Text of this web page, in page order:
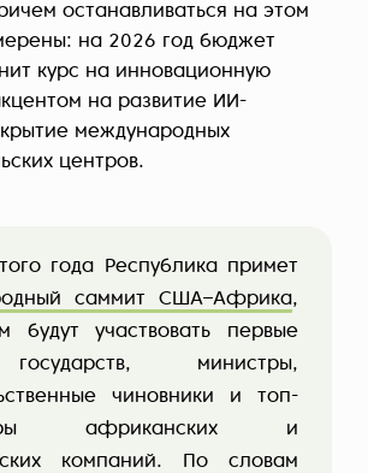
останавливаться на этом
на 2026 год бюджет
курс на инновационную
на развитие ИИ-
международных
центров.
года Республика примет
саммит США–Африка,
будут участвовать первые
министры,
чиновники и топ-
африканских и
компаний. По словам